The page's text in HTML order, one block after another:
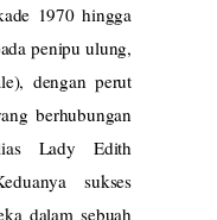
1970 hingga
penipu ulung,
dengan perut
berhubungan
Lady Edith
sukses
dalam sebuah